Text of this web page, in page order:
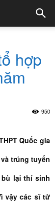
hợp
950
Quốc gia
trúng tuyển
lại thí sinh
vậy các sĩ tử